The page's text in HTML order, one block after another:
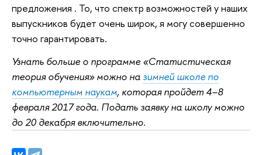
предложения . То, что спектр возможностей у наших
выпускников будет очень широк, я могу совершенно
точно гарантировать.
Узнать больше о программе «Статистическая
теория обучения» можно на зимней школе по
компьютерным наукам, которая пройдет 4–8
февраля 2017 года. Подать заявку на школу можно
до 20 декабря включительно.